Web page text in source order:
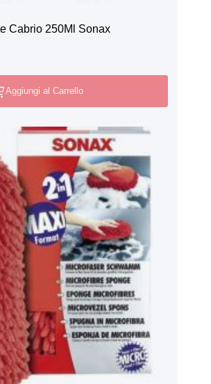
Cabrio 250Ml Sonax
Aggiungi al Carrello